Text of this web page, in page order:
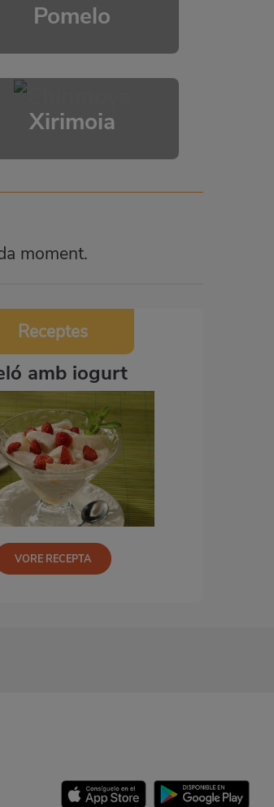
Pomelo
Xirimoia
moment.
Receptes
amb iogurt
VORE RECEPTA